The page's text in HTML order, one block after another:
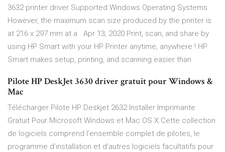
3632 printer driver Supported Windows Operating Systems
However, the maximum scan size produced by the printer is
at 216 x 297 mm at a Apr 13, 2020 Print, scan, and share by
using HP Smart with your HP Printer anytime, anywhere ! HP
Smart makes setup, printing, and scanning easier than
Pilote HP DeskJet 3630 driver gratuit pour Windows &
Mac
Télécharger Pilote HP Deskjet 2632 Installer Imprimante
Gratuit Pour Microsoft Windows et Mac OS X.Cette collection
de logiciels comprend l’ensemble complet de pilotes, le
programme d’installation et d’autres logiciels facultatifs pour